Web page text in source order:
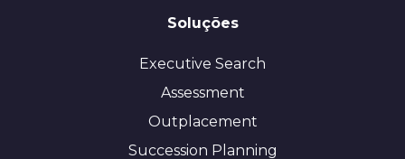
Soluções
Executive Search
Assessment
Outplacement
Succession Planning